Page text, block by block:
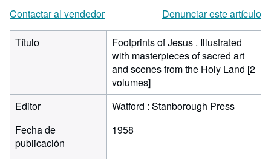
Contactar al vendedor
Denunciar este artículo
Título
Footprints of Jesus . Illustrated
with masterpieces of sacred art
and scenes from the Holy Land [2
volumes]
Editor
Watford : Stanborough Press
Fecha de
publicación
1958